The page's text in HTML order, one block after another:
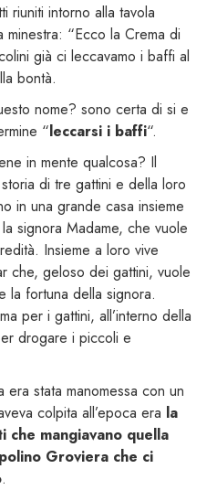
riuniti intorno alla tavola
minestra: “Ecco la Crema di
già ci leccavamo i baffi al
bontà.
nome? sono certa di si e
“leccarsi i baffi“.
in mente qualcosa? Il
di tre gattini e della loro
in una grande casa insieme
signora Madame, che vuole
Insieme a loro vive
che, geloso dei gattini, vuole
la fortuna della signora.
per i gattini, all’interno della
drogare i piccoli e
stata manomessa con un
colpita all’epoca era la
che mangiavano quella
Groviera che ci
.